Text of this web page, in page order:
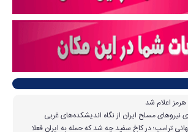
اعلام شد
مسلح ایران از نگاه اندیشکده‌های غربی
ترامپ؛ در کاخ سفید چه شد که حمله به ایران فعلا